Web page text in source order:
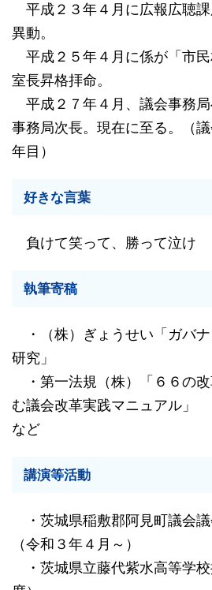
平成２３年４月に広報広聴
異動。
平成２５年４月に係が「市
室長昇格拝命。
平成２７年４月、議会事務
事務局次長。現在に至る。（
年目）
好きな言葉
負けて笑って、勝って泣け
執筆寄稿
・（株）ぎょうせい「ガバ
研究」
・第一法規（株）「６６の
む議会改革実践マニュアル」
など
講演等活動
・茨城県稲敷郡阿見町議会
（令和３年４月～）
・茨城県立藤代紫水高等学